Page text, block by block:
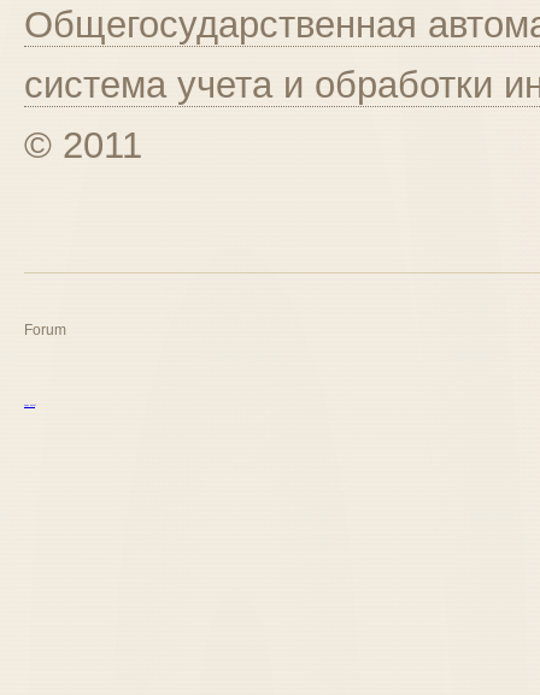
Общегосударственная
система учета и обработки
© 2011
Forum
курс excel